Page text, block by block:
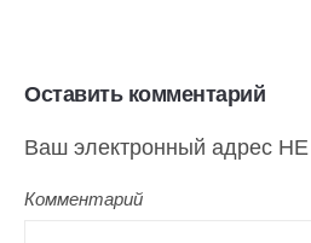
Оставить комментарий
Ваш электронный адрес НЕ
Комментарий